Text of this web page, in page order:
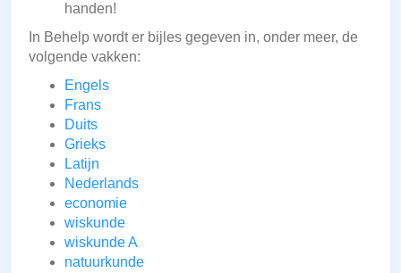
handen!
In Behelp wordt er bijles gegeven in, onder meer, de
volgende vakken:
Engels
Frans
Duits
Grieks
Latijn
Nederlands
economie
wiskunde
wiskunde A
natuurkunde